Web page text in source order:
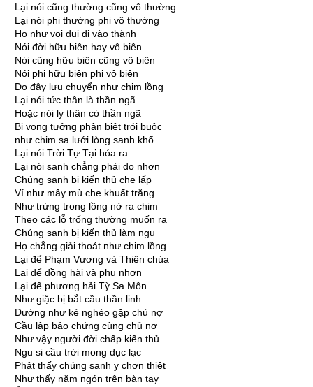
Lại nói cũng thường cũng vô thường
Lại nói phi thường phi vô thường
Họ như voi đui đi vào thành
Nói đời hữu biên hay vô biên
Nói cũng hữu biên cũng vô biên
Nói phi hữu biên phi vô biên
Do đây lưu chuyển như chim lồng
Lại nói tức thân là thần ngã
Hoặc nói ly thân có thần ngã
Bị vọng tưởng phân biệt trói buộc
như chim sa lưới lòng sanh khổ
Lại nói Trời Tự Tại hóa ra
Lại nói sanh chẳng phải do nhơn
Chúng sanh bị kiến thủ che lấp
Ví như mây mù che khuất trăng
Như trứng trong lồng nở ra chim
Theo các lỗ trống thường muốn ra
Chúng sanh bị kiến thủ làm ngu
Họ chẳng giải thoát như chim lồng
Lại để Phạm Vương và Thiên chúa
Lại để đồng hài và phụ nhơn
Lại để phương hải Tỳ Sa Môn
Như giặc bị bắt cầu thần linh
Dường như kẻ nghèo gặp chủ nợ
Cầu lập bảo chứng cùng chủ nợ
Như vậy người đời chấp kiến thủ
Ngu si cầu trời mong dục lạc
Phật thấy chúng sanh y chơn thiệt
Như thấy năm ngón trên bàn tay